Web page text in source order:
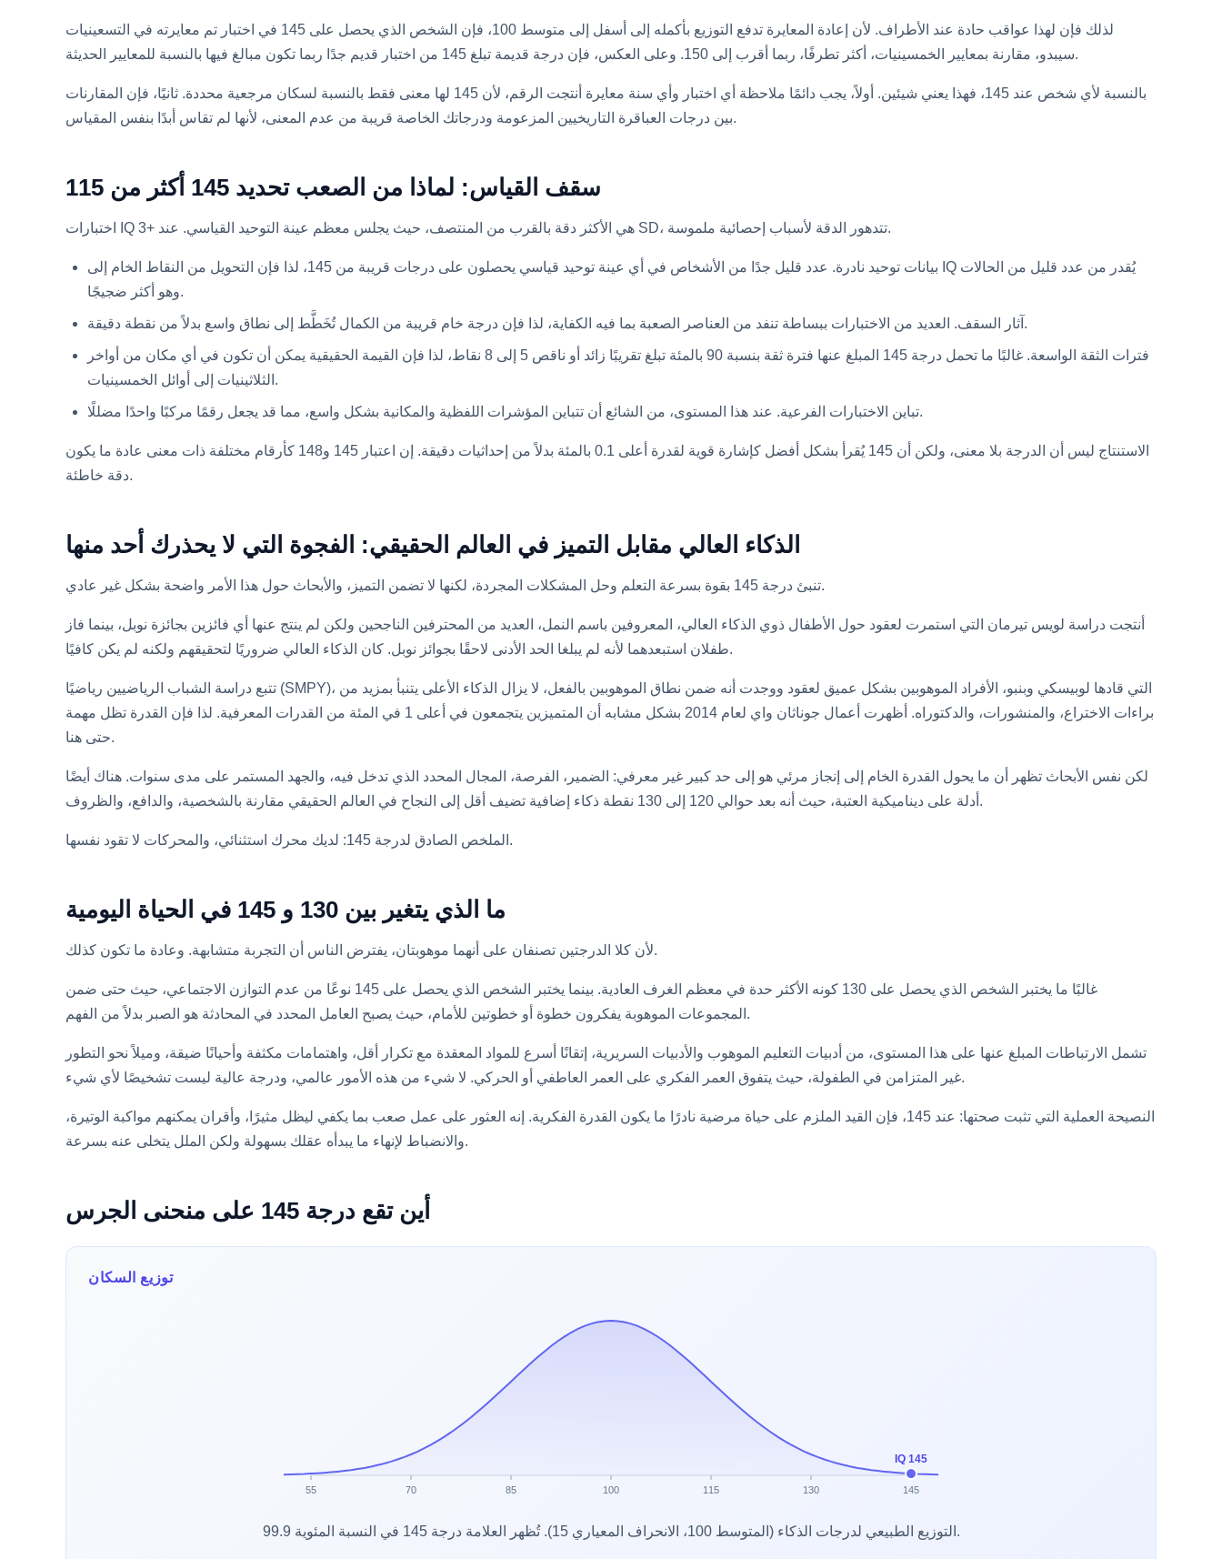
لذلك فإن لهذا عواقب حادة عند الأطراف. لأن إعادة المعايرة تدفع التوزيع بأكمله إلى أسفل إلى متوسط 100، فإن الشخص الذي يحصل على 145 في اختبار تم معايرته في التسعينيات
سيبدو، مقارنة بمعايير الخمسينيات، أكثر تطرفًا، ربما أقرب إلى 150. وعلى العكس، فإن درجة قديمة تبلغ 145 من اختبار قديم جدًا ربما تكون مبالغ فيها بالنسبة للمعايير الحديثة.
بالنسبة لأي شخص عند 145، فهذا يعني شيئين. أولاً، يجب دائمًا ملاحظة أي اختبار وأي سنة معايرة أنتجت الرقم، لأن 145 لها معنى فقط بالنسبة لسكان مرجعية محددة. ثانيًا، فإن المقارنات
بين درجات العباقرة التاريخيين المزعومة ودرجاتك الخاصة قريبة من عدم المعنى، لأنها لم تقاس أبدًا بنفس المقياس.
سقف القياس: لماذا من الصعب تحديد 145 أكثر من 115
اختبارات IQ هي الأكثر دقة بالقرب من المنتصف، حيث يجلس معظم عينة التوحيد القياسي. عند +3 SD، تتدهور الدقة لأسباب إحصائية ملموسة.
بيانات توحيد نادرة. عدد قليل جدًا من الأشخاص في أي عينة توحيد قياسي يحصلون على درجات قريبة من 145، لذا فإن التحويل من النقاط الخام إلى IQ يُقدر من عدد قليل من الحالات
وهو أكثر ضجيجًا.
آثار السقف. العديد من الاختبارات ببساطة تنفد من العناصر الصعبة بما فيه الكفاية، لذا فإن درجة خام قريبة من الكمال تُخَطَّط إلى نطاق واسع بدلاً من نقطة دقيقة.
فترات الثقة الواسعة. غالبًا ما تحمل درجة 145 المبلغ عنها فترة ثقة بنسبة 90 بالمئة تبلغ تقريبًا زائد أو ناقص 5 إلى 8 نقاط، لذا فإن القيمة الحقيقية يمكن أن تكون في أي مكان من أواخر
الثلاثينيات إلى أوائل الخمسينيات.
تباين الاختبارات الفرعية. عند هذا المستوى، من الشائع أن تتباين المؤشرات اللفظية والمكانية بشكل واسع، مما قد يجعل رقمًا مركبًا واحدًا مضللًا.
الاستنتاج ليس أن الدرجة بلا معنى، ولكن أن 145 يُقرأ بشكل أفضل كإشارة قوية لقدرة أعلى 0.1 بالمئة بدلاً من إحداثيات دقيقة. إن اعتبار 145 و148 كأرقام مختلفة ذات معنى عادة ما يكون
دقة خاطئة.
الذكاء العالي مقابل التميز في العالم الحقيقي: الفجوة التي لا يحذرك أحد منها
تنبئ درجة 145 بقوة بسرعة التعلم وحل المشكلات المجردة، لكنها لا تضمن التميز، والأبحاث حول هذا الأمر واضحة بشكل غير عادي.
أنتجت دراسة لويس تيرمان التي استمرت لعقود حول الأطفال ذوي الذكاء العالي، المعروفين باسم النمل، العديد من المحترفين الناجحين ولكن لم ينتج عنها أي فائزين بجائزة نوبل، بينما فاز
طفلان استبعدهما لأنه لم يبلغا الحد الأدنى لاحقًا بجوائز نوبل. كان الذكاء العالي ضروريًا لتحقيقهم ولكنه لم يكن كافيًا.
تتبع دراسة الشباب الرياضيين رياضيًا (SMPY)، التي قادها لوبيسكي وبنبو، الأفراد الموهوبين بشكل عميق لعقود ووجدت أنه ضمن نطاق الموهوبين بالفعل، لا يزال الذكاء الأعلى يتنبأ بمزيد من
براءات الاختراع، والمنشورات، والدكتوراه. أظهرت أعمال جوناثان واي لعام 2014 بشكل مشابه أن المتميزين يتجمعون في أعلى 1 في المئة من القدرات المعرفية. لذا فإن القدرة تظل مهمة
حتى هنا.
لكن نفس الأبحاث تظهر أن ما يحول القدرة الخام إلى إنجاز مرئي هو إلى حد كبير غير معرفي: الضمير، الفرصة، المجال المحدد الذي تدخل فيه، والجهد المستمر على مدى سنوات. هناك أيضًا
أدلة على ديناميكية العتبة، حيث أنه بعد حوالي 120 إلى 130 نقطة ذكاء إضافية تضيف أقل إلى النجاح في العالم الحقيقي مقارنة بالشخصية، والدافع، والظروف.
الملخص الصادق لدرجة 145: لديك محرك استثنائي، والمحركات لا تقود نفسها.
ما الذي يتغير بين 130 و 145 في الحياة اليومية
لأن كلا الدرجتين تصنفان على أنهما موهوبتان، يفترض الناس أن التجربة متشابهة. وعادة ما تكون كذلك.
غالبًا ما يختبر الشخص الذي يحصل على 130 كونه الأكثر حدة في معظم الغرف العادية. بينما يختبر الشخص الذي يحصل على 145 نوعًا من عدم التوازن الاجتماعي، حيث حتى ضمن
المجموعات الموهوبة يفكرون خطوة أو خطوتين للأمام، حيث يصبح العامل المحدد في المحادثة هو الصبر بدلاً من الفهم.
تشمل الارتباطات المبلغ عنها على هذا المستوى، من أدبيات التعليم الموهوب والأدبيات السريرية، إتقانًا أسرع للمواد المعقدة مع تكرار أقل، واهتمامات مكثفة وأحيانًا ضيقة، وميلاً نحو التطور
غير المتزامن في الطفولة، حيث يتفوق العمر الفكري على العمر العاطفي أو الحركي. لا شيء من هذه الأمور عالمي، ودرجة عالية ليست تشخيصًا لأي شيء.
النصيحة العملية التي تثبت صحتها: عند 145، فإن القيد الملزم على حياة مرضية نادرًا ما يكون القدرة الفكرية. إنه العثور على عمل صعب بما يكفي ليظل مثيرًا، وأقران يمكنهم مواكبة الوتيرة،
والانضباط لإنهاء ما يبدأه عقلك بسهولة ولكن الملل يتخلى عنه بسرعة.
أين تقع درجة 145 على منحنى الجرس
توزيع السكان
55 70 85 100 115 130 145
IQ 145
التوزيع الطبيعي لدرجات الذكاء (المتوسط 100، الانحراف المعياري 15). تُظهر العلامة درجة 145 في النسبة المئوية 99.9.